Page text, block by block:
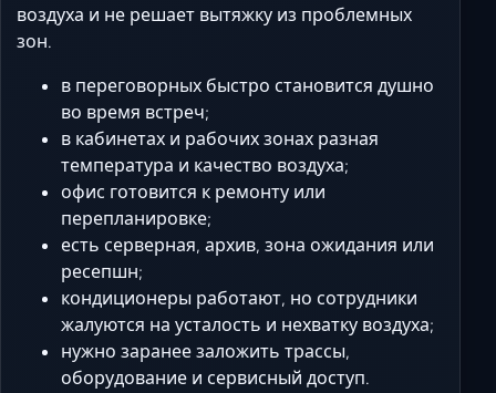
воздуха и не решает вытяжку из проблемных
зон.
в переговорных быстро становится душно
во время встреч;
в кабинетах и рабочих зонах разная
температура и качество воздуха;
офис готовится к ремонту или
перепланировке;
есть серверная, архив, зона ожидания или
ресепшн;
кондиционеры работают, но сотрудники
жалуются на усталость и нехватку воздуха;
нужно заранее заложить трассы,
оборудование и сервисный доступ.